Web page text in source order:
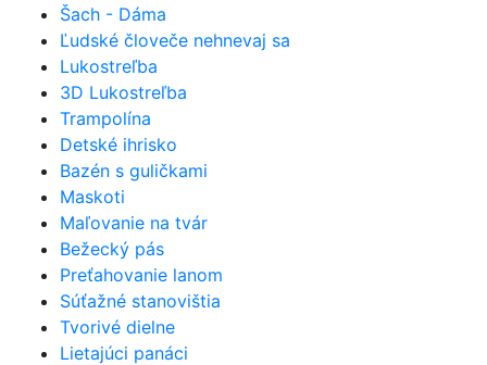
Šach - Dáma
Ľudské človeče nehnevaj sa
Lukostreľba
3D Lukostreľba
Trampolína
Detské ihrisko
Bazén s guličkami
Maskoti
Maľovanie na tvár
Bežecký pás
Preťahovanie lanom
Súťažné stanovištia
Tvorivé dielne
Lietajúci panáci